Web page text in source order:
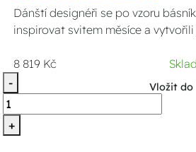
Dánští designéři se po vzoru
inspirovat svitem měsíce a
8 819 Kč
-
+
Vložit do